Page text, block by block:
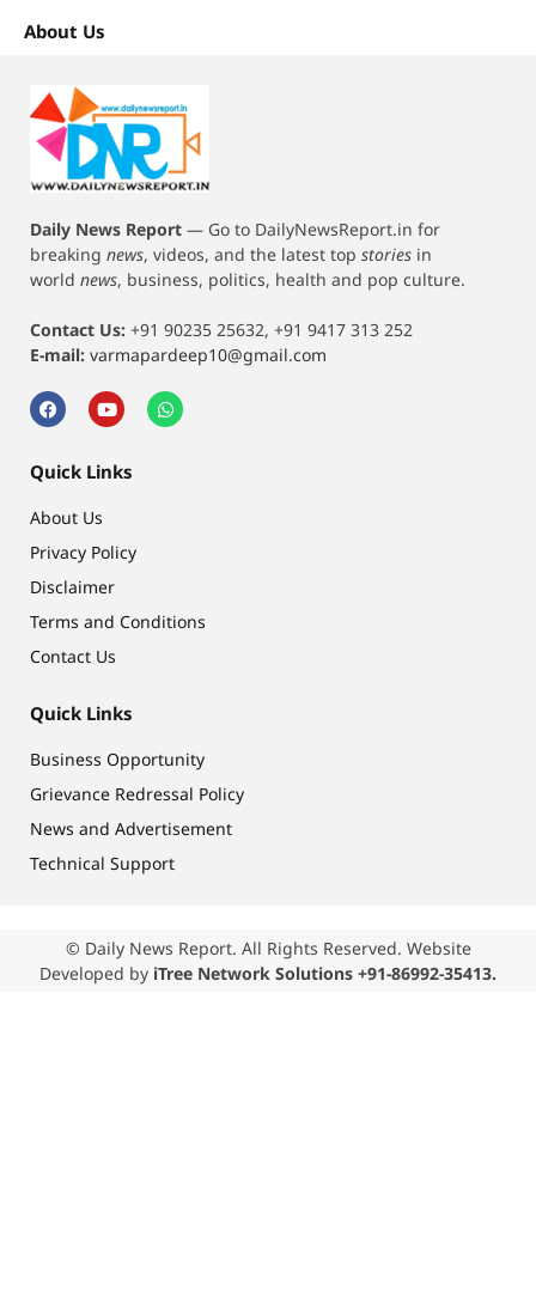
About Us
Daily News Report — Go to DailyNewsReport.in for
breaking news, videos, and the latest top stories in
world news, business, politics, health and pop culture.
Contact Us: +91 90235 25632, +91 9417 313 252
E-mail: varmapardeep10@gmail.com
Quick Links
About Us
Privacy Policy
Disclaimer
Terms and Conditions
Contact Us
Quick Links
Business Opportunity
Grievance Redressal Policy
News and Advertisement
Technical Support
© Daily News Report. All Rights Reserved. Website
Developed by iTree Network Solutions +91-86992-35413.